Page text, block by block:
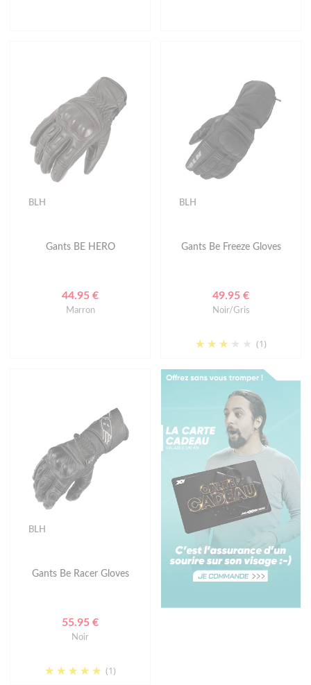
BLH
Gants BE HERO
44.95 €
Marron
BLH
Gants Be Freeze Gloves
49.95 €
Noir/Gris
(1)
BLH
Gants Be Racer Gloves
55.95 €
Noir
(1)